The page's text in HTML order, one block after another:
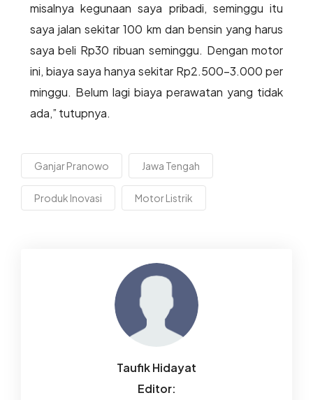
misalnya kegunaan saya pribadi, seminggu itu
saya jalan sekitar 100 km dan bensin yang harus
saya beli Rp30 ribuan seminggu. Dengan motor
ini, biaya saya hanya sekitar Rp2.500-3.000 per
minggu. Belum lagi biaya perawatan yang tidak
ada,” tutupnya.
Ganjar Pranowo Jawa Tengah
Produk Inovasi Motor Listrik
Taufik Hidayat
Editor: